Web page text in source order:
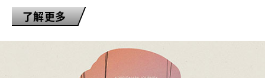
了解更多